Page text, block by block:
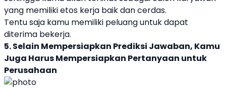
yang memiliki etos kerja baik dan cerdas.
Tentu saja kamu memiliki peluang untuk dapat
diterima bekerja.
5. Selain Mempersiapkan Prediksi Jawaban, Kamu
Juga Harus Mempersiapkan Pertanyaan untuk
Perusahaan